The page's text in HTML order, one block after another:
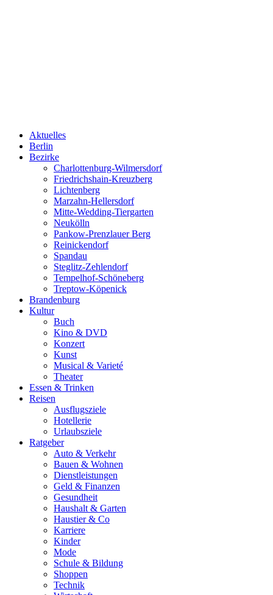
Aktuelles
Berlin
Bezirke
Charlottenburg-Wilmersdorf
Friedrichshain-Kreuzberg
Lichtenberg
Marzahn-Hellersdorf
Mitte-Wedding-Tiergarten
Neukölln
Pankow-Prenzlauer Berg
Reinickendorf
Spandau
Steglitz-Zehlendorf
Tempelhof-Schöneberg
Treptow-Köpenick
Brandenburg
Kultur
Buch
Kino & DVD
Konzert
Kunst
Musical & Varieté
Theater
Essen & Trinken
Reisen
Ausflugsziele
Hotellerie
Urlaubsziele
Ratgeber
Auto & Verkehr
Bauen & Wohnen
Dienstleistungen
Geld & Finanzen
Gesundheit
Haushalt & Garten
Haustier & Co
Karriere
Kinder
Mode
Schule & Bildung
Shoppen
Technik